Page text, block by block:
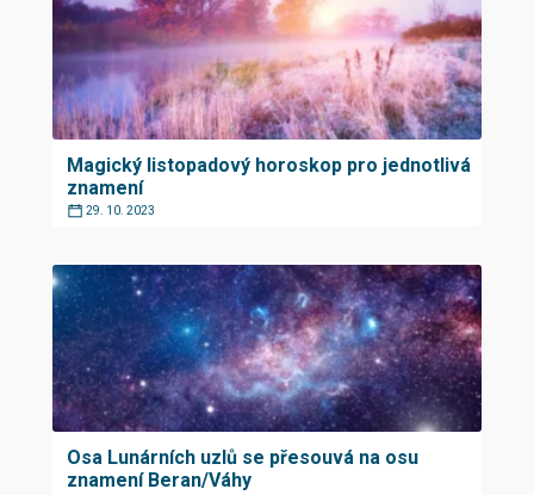
Magický listopadový horoskop pro jednotlivá
znamení
29. 10. 2023
Osa Lunárních uzlů se přesouvá na osu
znamení Beran/Váhy